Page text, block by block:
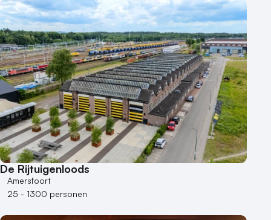
De Rijtuigenloods
Amersfoort
25 - 1300 personen